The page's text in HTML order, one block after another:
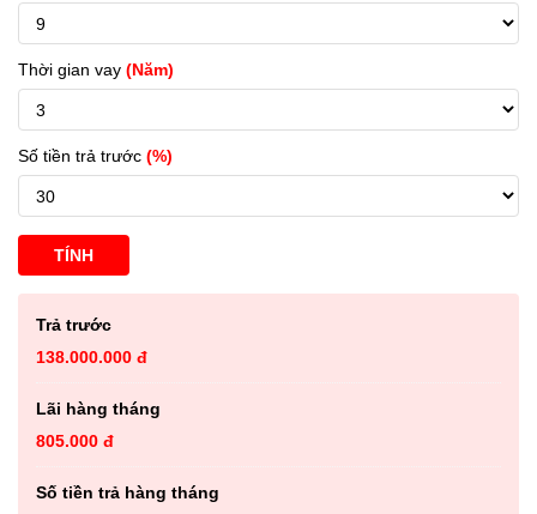
Thời gian vay (Năm)
Số tiền trả trước (%)
TÍNH
Trả trước
138.000.000 đ
Lãi hàng tháng
805.000 đ
Số tiền trả hàng tháng